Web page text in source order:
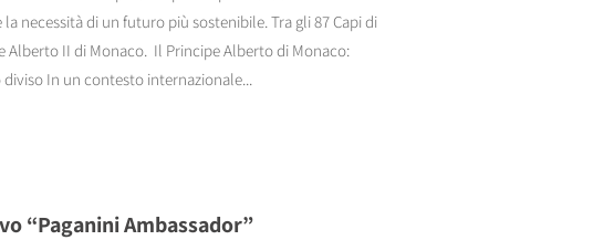
necessità di un futuro più sostenibile. Tra gli 87 Capi di
Alberto II di Monaco. Il Principe Alberto di Monaco:
In un contesto internazionale...
“Paganini Ambassador”